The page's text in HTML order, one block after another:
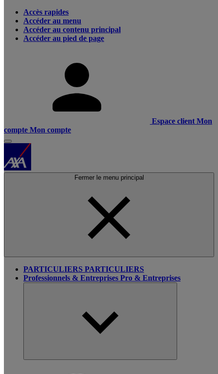
Accès rapides
Accéder au menu
Accéder au contenu principal
Accéder au pied de page
Espace client Mon
compte Mon compte
Fermer le menu principal
PARTICULIERS PARTICULIERS
Professionnels & Entreprises Pro & Entreprises